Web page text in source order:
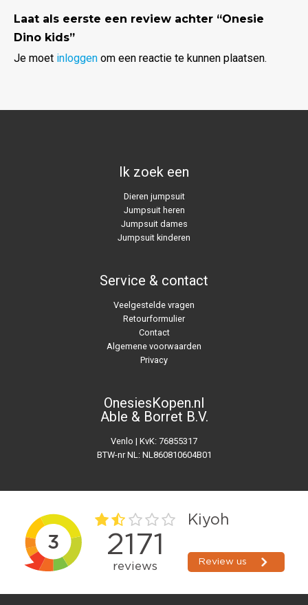
Laat als eerste een review achter “Onesie
Dino kids”
Je moet inloggen om een reactie te kunnen plaatsen.
Ik zoek een
Dieren jumpsuit
Jumpsuit heren
Jumpsuit dames
Jumpsuit kinderen
Service & contact
Veelgestelde vragen
Retourformulier
Contact
Algemene voorwaarden
Privacy
OnesiesKopen.nl
Able & Borret B.V.
Venlo | KvK: 76855317
BTW-nr NL: NL860810604B01